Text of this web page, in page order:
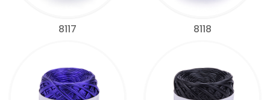
8117 8118